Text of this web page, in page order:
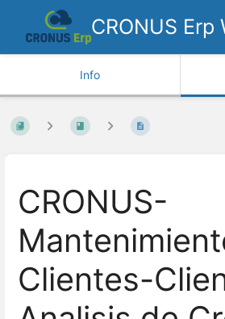
CRONUS Erp
Info
CRONUS-
Clientes-